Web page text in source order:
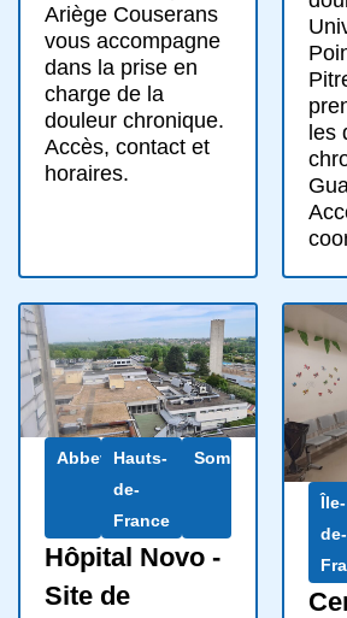
Ariège Couserans
vous accompagne
dans la prise en
charge de la
douleur chronique.
Accès, contact et
horaires.
les
AbbevilleHauts-
de-
France
Somme
Hôpital Novo -
Site de
Île-
de-